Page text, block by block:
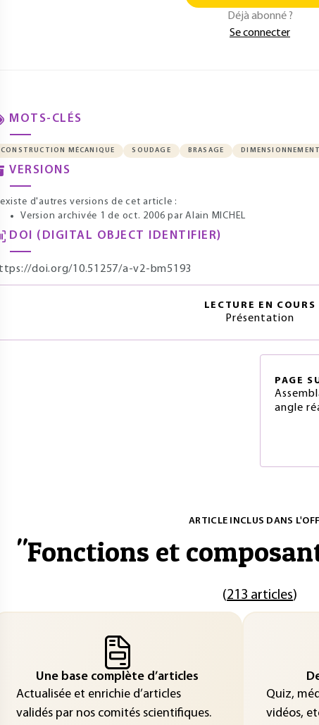
Déjà abonné ?
Se connecter
MOTS-CLÉS
CONSTRUCTION MÉCANIQUE SOUDAGE BRASAGE
VERSIONS
d'autres versions de cet article :
Version archivée 1 de oct. 2006 par Alain MICHEL
DOI (DIGITAL OBJECT IDENTIFIER)
doi.org/10.51257/a-v2-bm5193
LECTURE EN COURS
Présentation
PAGE
angle
ARTICLE INCLUS DANS
"Fonctions et
(213 articles)
Une base complète d’articles
Actualisée et enrichie d’articles
validés par nos comités scientifiques.
Quiz,
vidéos,